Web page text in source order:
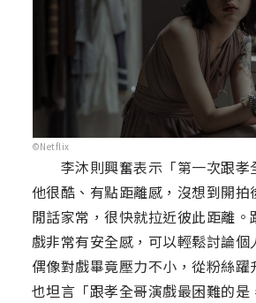
©Netflix
李沐則興奮表示「第一次跟孝
他很酷、有點距離感，沒想到開拍
閒話家常，很快就拉近彼此距離。
戲非常有安全感，可以輕鬆討論個
偶像對戲畢竟壓力不小，從粉絲躍
也坦言「跟孝全哥演戲最困難的是